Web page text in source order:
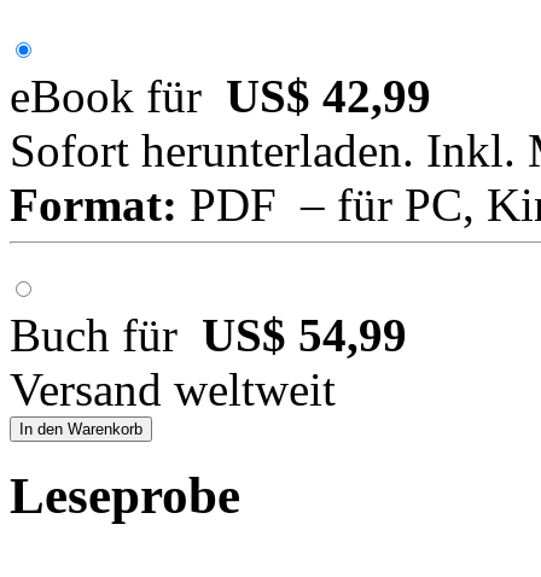
eBook für US$ 42,99
Sofort herunterladen. Inkl.
Format: PDF – für PC,
Buch für US$ 54,99
Versand weltweit
In den Warenkorb
Leseprobe